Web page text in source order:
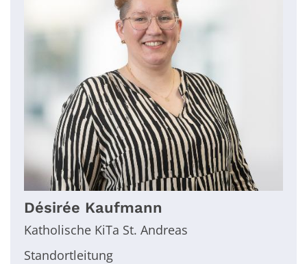
Désirée Kaufmann
Katholische KiTa St. Andreas
Standortleitung